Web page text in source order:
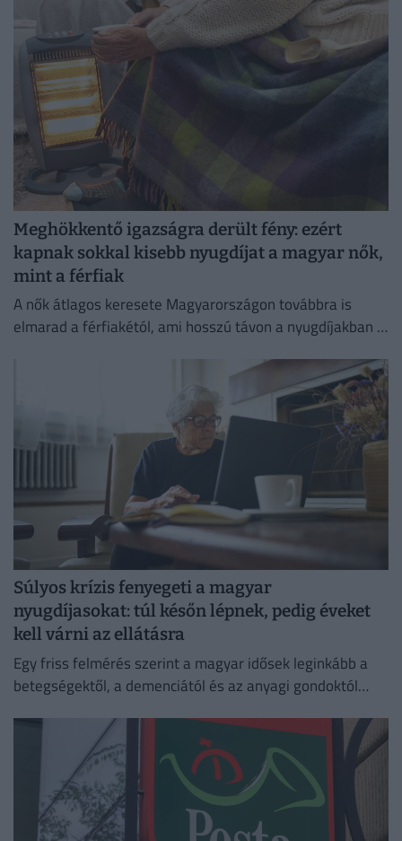
összegét is befolyásolhatja.
Meghökkentő igazságra derült fény: ezért
kapnak sokkal kisebb nyugdíjat a magyar nők,
mint a férfiak
A nők átlagos keresete Magyarországon továbbra is
elmarad a férfiakétól, ami hosszú távon a nyugdíjakban is
Súlyos krízis fenyegeti a magyar
nyugdíjasokat: túl későn lépnek, pedig éveket
kell várni az ellátásra
Egy friss felmérés szerint a magyar idősek leginkább a
betegségektől, a demenciától és az anyagi gondoktól